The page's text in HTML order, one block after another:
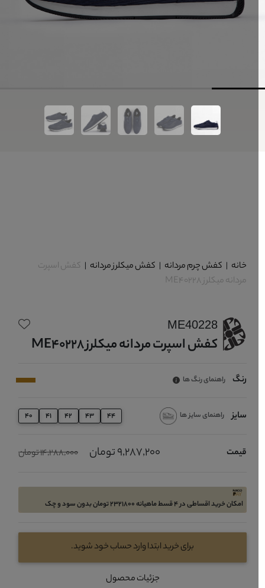
خانه | کفش چرم مردانه| کفش میکلرز مردانه| کفش اسپرت
مردانه میکلرز ME40228
ME40228
کفش اسپرت مردانه میکلرز ME40228
رنگ راهنمای رنگ ها
سایز راهنمای سایز ها 40 42 43 44
قیمت 9,287,200 تومان 14,288,000 تومان
امکان خرید اقساطی در 4 قسط ماهیانه 2321800 تومان بدون سود و چک
برای خرید ابتدا وارد حساب خود شوید.
جزئیات محصول